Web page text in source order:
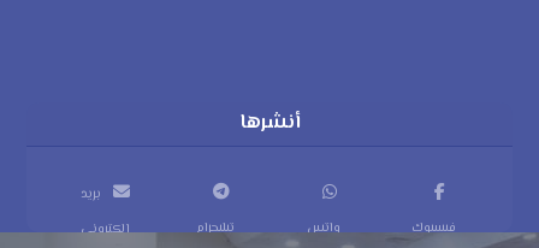
فيسبوك
واتس
تيليجرام
بريد
إلكتروني